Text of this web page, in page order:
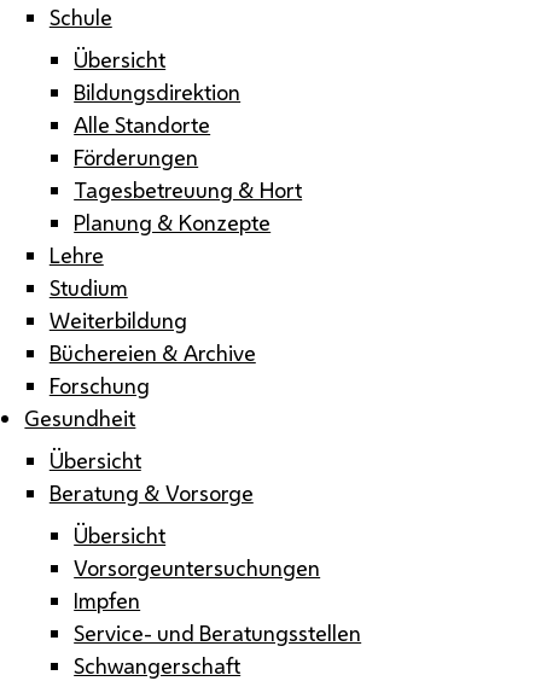
Schule
Übersicht
Bildungsdirektion
Alle Standorte
Förderungen
Tagesbetreuung & Hort
Planung & Konzepte
Lehre
Studium
Weiterbildung
Büchereien & Archive
Forschung
Gesundheit
Übersicht
Beratung & Vorsorge
Übersicht
Vorsorgeuntersuchungen
Impfen
Service- und Beratungsstellen
Schwangerschaft